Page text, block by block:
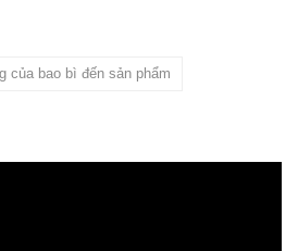
của bao bì đến sản phẩm